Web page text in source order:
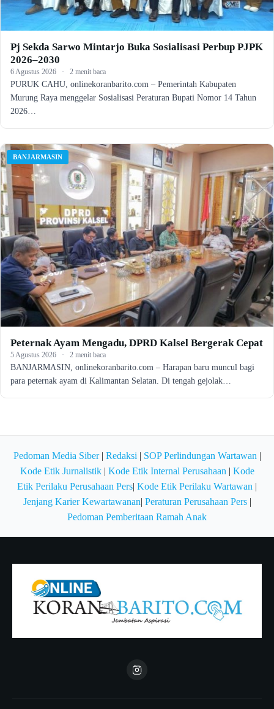
Pj Sekda Sarwo Mintarjo Buka Sosialisasi Perbup PJPK
2026–2030
6 Agustus 2026 · 2 menit baca
PURUK CAHU, onlinekoranbarito.com – Pemerintah Kabupaten
Murung Raya menggelar Sosialisasi Peraturan Bupati Nomor 14 Tahun
2026…
BANJARMASIN
Peternak Ayam Mengadu, DPRD Kalsel Bergerak Cepat
5 Agustus 2026 · 2 menit baca
BANJARMASIN, onlinekoranbarito.com – Harapan baru muncul bagi
para peternak ayam di Kalimantan Selatan. Di tengah gejolak…
Pedoman Media Siber| Redaksi | SOP Perlindungan Wartawan |
Kode Etik Jurnalistik| Kode Etik Internal Perusahaan | Kode
Etik Perilaku Perusahaan Pers| Kode Etik Perilaku Wartawan |
Jenjang Karier Kewartawanan| Peraturan Perusahaan Pers|
Pedoman Pemberitaan Ramah Anak